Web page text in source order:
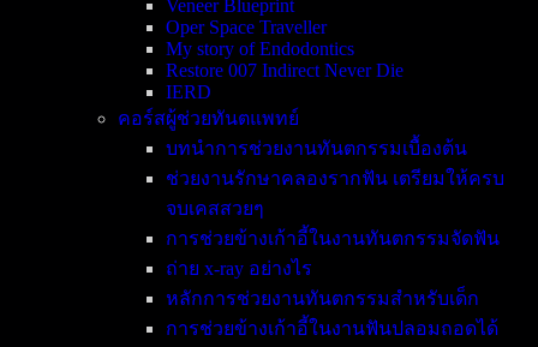
Veneer Blueprint
Oper Space Traveller
My story of Endodontics
Restore 007 Indirect Never Die
IERD
คอร์สผู้ช่วยทันตแพทย์
บทนำการช่วยงานทันตกรรมเบื้องต้น
ช่วยงานรักษาคลองรากฟัน เตรียมให้ครบ
จบเคสสวยๆ
การช่วยข้างเก้าอี้ในงานทันตกรรมจัดฟัน
ถ่าย x-ray อย่างไร
หลักการช่วยงานทันตกรรมสำหรับเด็ก
การช่วยข้างเก้าอี้ในงานฟันปลอมถอดได้